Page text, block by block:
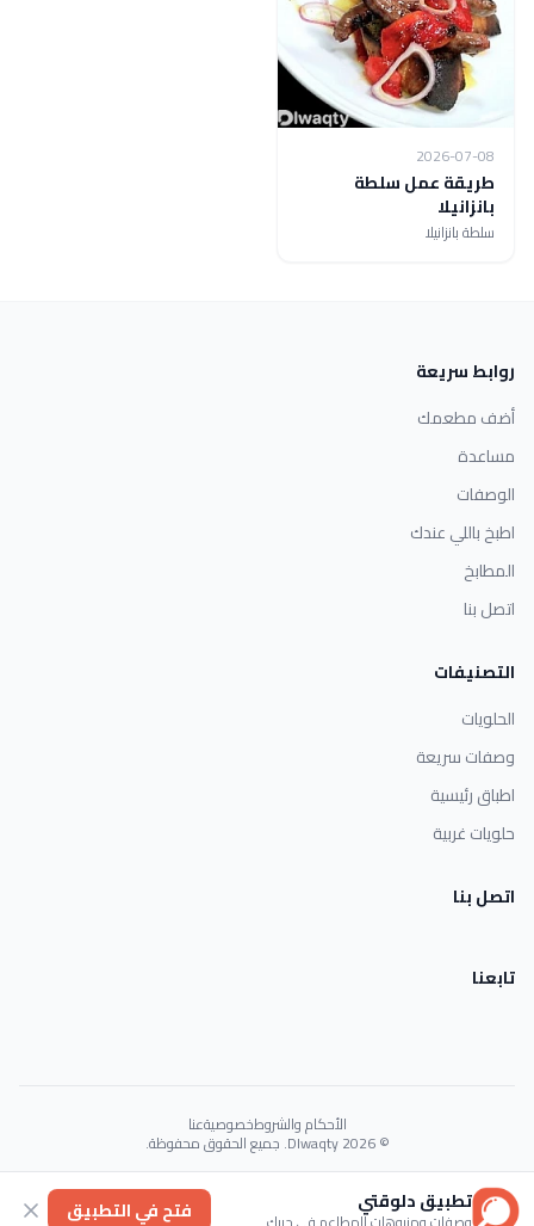
2026-07-08
طريقة عمل سلطة
بانزانيلا
سلطة بانزانيلا
روابط سريعة
أضف مطعمك
مساعدة
الوصفات
اطبخ باللي عندك
المطابخ
اتصل بنا
التصنيفات
الحلويات
وصفات سريعة
اطباق رئيسية
حلويات غربية
اتصل بنا
تابعنا
الأحكام والشروطخصوصيةعنا
© 2026 Dlwaqty. جميع الحقوق محفوظة.
Powered byGAIT
تطبيق دلوقتي فتح في التطبيق